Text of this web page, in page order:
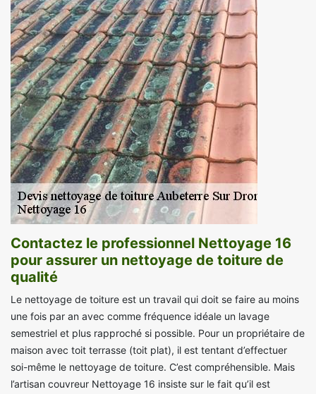
Contactez le professionnel Nettoyage 16
pour assurer un nettoyage de toiture de
qualité
Le nettoyage de toiture est un travail qui doit se faire au moins
une fois par an avec comme fréquence idéale un lavage
semestriel et plus rapproché si possible. Pour un propriétaire de
maison avec toit terrasse (toit plat), il est tentant d’effectuer
soi-même le nettoyage de toiture. C’est compréhensible. Mais
l’artisan couvreur Nettoyage 16 insiste sur le fait qu’il est